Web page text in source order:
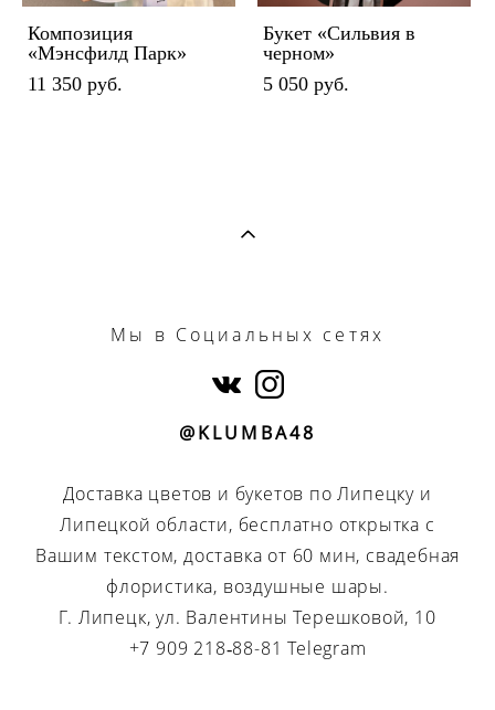
Композиция
«Мэнсфилд Парк»
11 350 pуб.
Букет «Сильвия в
черном»
5 050 pуб.
Мы в Социальных сетях
@KLUMBA48
Доставка цветов и букетов по Липецку и
Липецкой области, бесплатно открытка с
Вашим текстом, доставка от 60 мин, свадебная
флористика, воздушные шары.
Г. Липецк, ул. Валентины Терешковой, 10
+7 909 218‑88-81 Telegram